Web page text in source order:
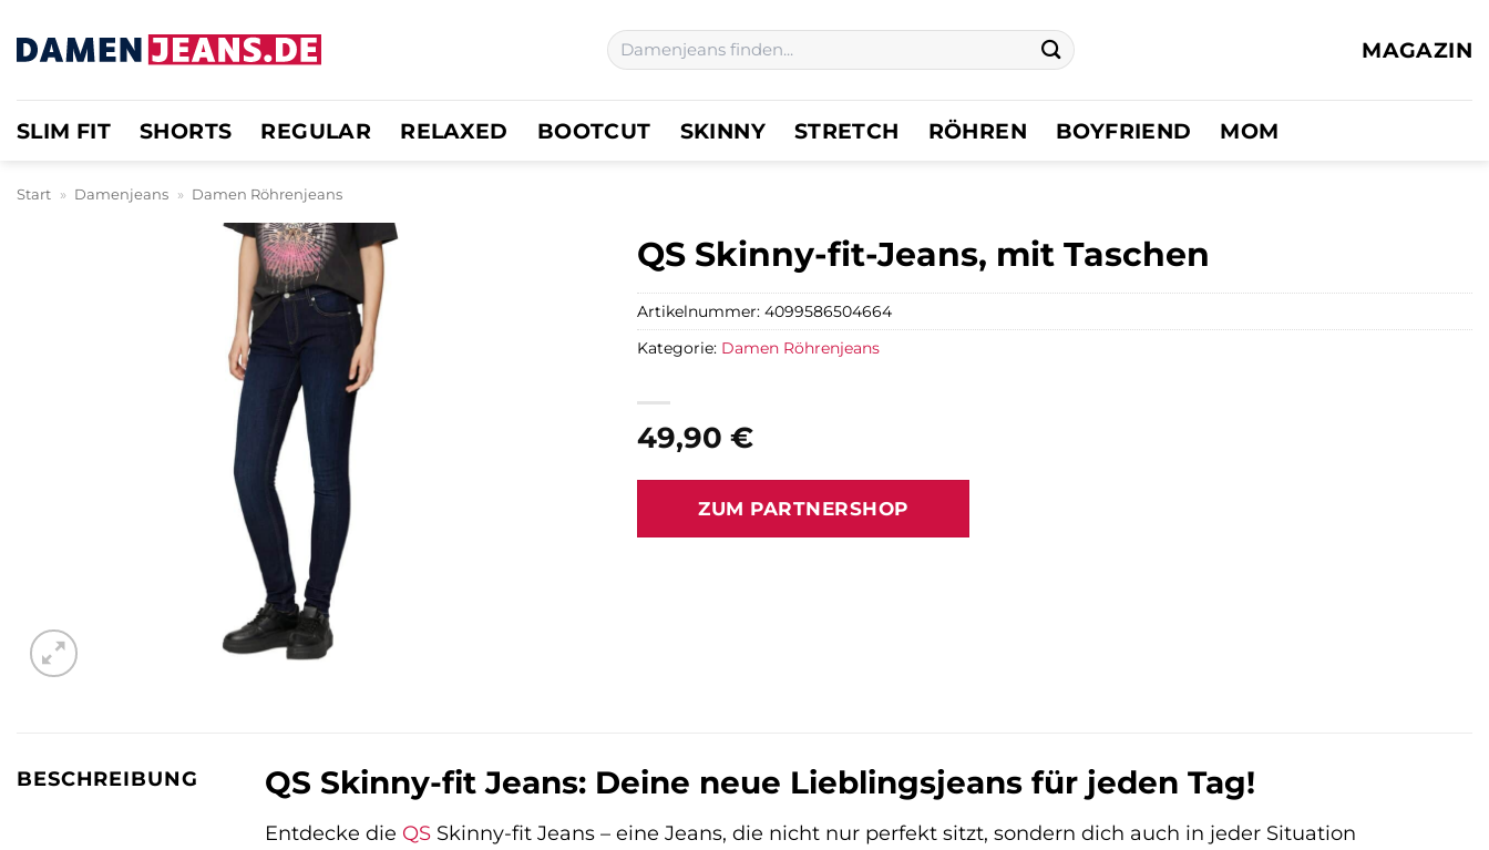
Inhalt
Suchen
nach:
MAGAZIN
SLIM FIT SHORTS REGULAR RELAXED BOOTCUT SKINNY STRETCH RÖHREN BOYFRIEND MOM
Start » Damenjeans » Damen Röhrenjeans
QS Skinny-fit-Jeans, mit Taschen
49,90 €
ZUM PARTNERSHOP
Artikelnummer: 4099586504664
Kategorie: Damen Röhrenjeans
BESCHREIBUNG QS Skinny-fit Jeans: Deine neue Lieblingsjeans für jeden Tag!
Entdecke die QS Skinny-fit Jeans – eine Jeans, die nicht nur perfekt sitzt, sondern dich auch in jeder Situation